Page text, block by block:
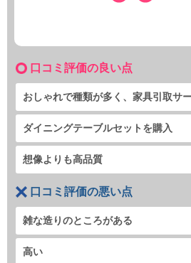
口コミ評価の良い点
おしゃれで種類が多く、家具引取サ
ダイニングテーブルセットを購入
想像よりも高品質
口コミ評価の悪い点
雑な造りのところがある
高い